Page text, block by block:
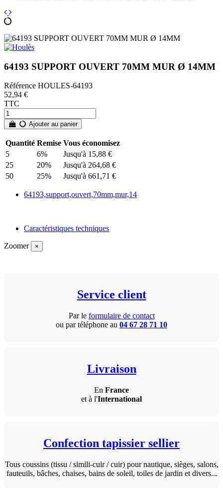
64193 SUPPORT OUVERT 70MM MUR Ø 14MM
Référence HOULES-64193
52,94 €
TTC
Ajouter au panier
Quantité Remise Vous économisez
5
6%
Jusqu'à 15,88 €
25
20%
Jusqu'à 264,68 €
50
25% Jusqu'à 661,71 €
64193,support,ouvert,70mm,mur,14
Caractéristiques techniques
Zoomer ×
Service client
Par le formulaire de contact
ou par téléphone au 04 67 28 71 10
Livraison
En France
et à l'International
Confection tapissier sellier
Tous coussins (tissu / simili-cuir / cuir) pour nautique, sièges, salons,
fauteuils, bâches, chaises, bains de soleil, toiles de jardin et divers...